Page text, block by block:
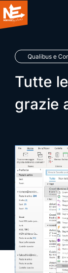
Home
Chi siamo
Cosa
Blog
Webinar
Qualibus e
Tutte
grazie